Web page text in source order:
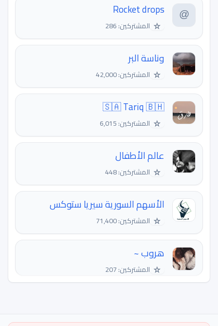
Rocket drops
☆ المشتركين: 286
وناسة البر
☆ المشتركين: 42,000
🇸🇦 Tariq 🇧🇭
☆ المشتركين: 6,015
عالم الأطفال
☆ المشتركين: 448
الأسهم السورية سيريا ستوكس
☆ المشتركين: 71,400
هروب ~
☆ المشتركين: 207